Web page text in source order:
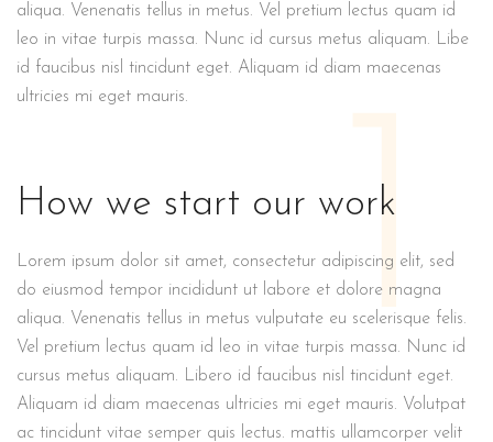
aliqua. Venenatis tellus in metus. Vel pretium lectus quam id
leo in vitae turpis massa. Nunc id cursus metus aliquam. Libe
id faucibus nisl tincidunt eget. Aliquam id diam maecenas
ultricies mi eget mauris.
1
How we start our work
Lorem ipsum dolor sit amet, consectetur adipiscing elit, sed
do eiusmod tempor incididunt ut labore et dolore magna
aliqua. Venenatis tellus in metus vulputate eu scelerisque felis.
Vel pretium lectus quam id leo in vitae turpis massa. Nunc id
cursus metus aliquam. Libero id faucibus nisl tincidunt eget.
Aliquam id diam maecenas ultricies mi eget mauris. Volutpat
ac tincidunt vitae semper quis lectus. mattis ullamcorper velit